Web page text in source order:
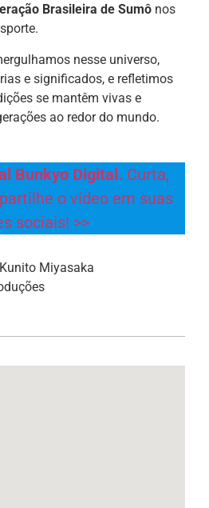
Brasileira de Sumô nos
nesse universo,
e significados, e refletimos
se mantêm vivas e
ao redor do mundo.
Bunkyo Digital. Curta,
o vídeo em suas
sociais! >>
Miyasaka